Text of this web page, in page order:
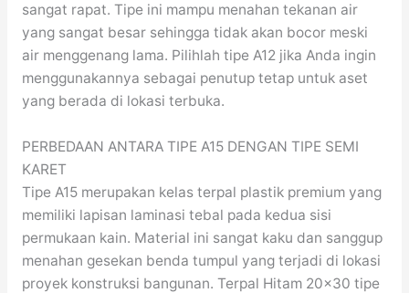
sangat rapat. Tipe ini mampu menahan tekanan air
yang sangat besar sehingga tidak akan bocor meski
air menggenang lama. Pilihlah tipe A12 jika Anda ingin
menggunakannya sebagai penutup tetap untuk aset
yang berada di lokasi terbuka.
PERBEDAAN ANTARA TIPE A15 DENGAN TIPE SEMI
KARET
Tipe A15 merupakan kelas terpal plastik premium yang
memiliki lapisan laminasi tebal pada kedua sisi
permukaan kain. Material ini sangat kaku dan sanggup
menahan gesekan benda tumpul yang terjadi di lokasi
proyek konstruksi bangunan. Terpal Hitam 20×30 tipe